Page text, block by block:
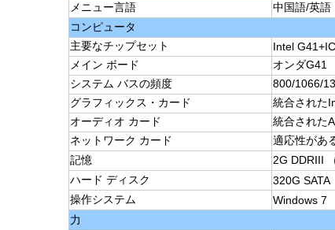
メニュー言語
中国語/英語
コンピュータ
主要なチップセット
Intel
メイン ボード
オンダG41
システム バスの頻度
800/1066/
グラフィックス・カード
統合された
オーディオ カード
統合された
ネットワーク カード
適応性があ
記憶
2G DDRIII
ハード ディスク
320G SATA
操作システム
Windows 7
力